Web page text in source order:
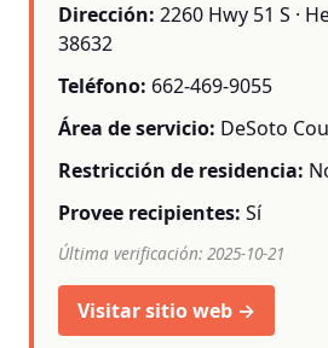
Dirección: 2260 Hwy 51 S ·
38632
Teléfono: 662-469-9055
Área de servicio: DeSoto
Restricción de residencia:
Provee recipientes: Sí
Última verificación: 2025-10-21
Visitar sitio web →